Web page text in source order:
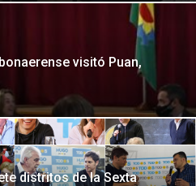
visitó Puan,
distritos de la Sexta